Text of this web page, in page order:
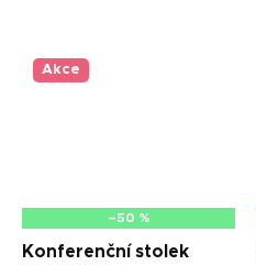
Akce
–50 %
Konferenční stolek